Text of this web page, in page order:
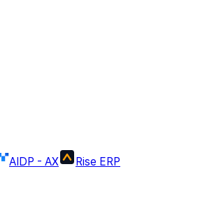
AIDP - AX Rise ERP